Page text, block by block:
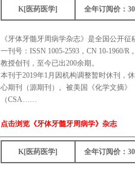
K[医药医学] 全年订阅价：
《牙体牙髓牙周病学杂志》是全国公开
一刊号：ISSN 1005-2593，CN 10-1960/
教授创刊，至今已出200余期。
本刊于2019年1月因机构调整暂时休刊，
心期刊（源期刊）。被美国《化学文摘
（CSA……
点击浏览《牙体牙髓牙周病学》杂志
K[医药医学] 全年订阅价：